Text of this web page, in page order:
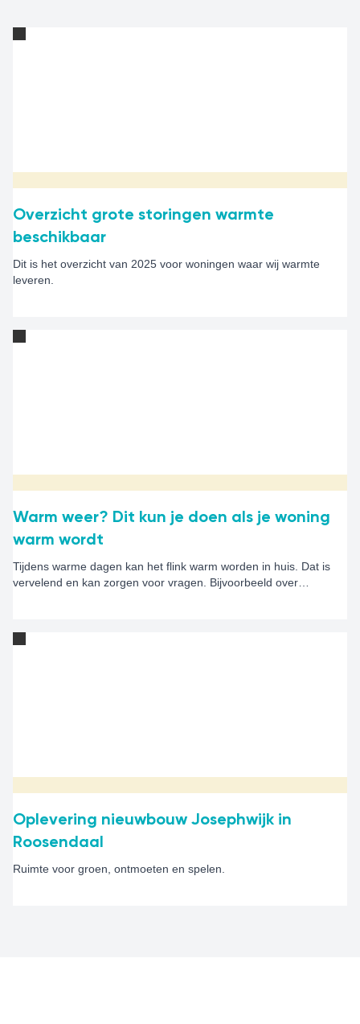
Overzicht grote storingen warmte
beschikbaar
Dit is het overzicht van 2025 voor woningen waar wij warmte
leveren.
Warm weer? Dit kun je doen als je woning
warm wordt
Tijdens warme dagen kan het flink warm worden in huis. Dat is
vervelend en kan zorgen voor vragen. Bijvoorbeeld over
wanneer je contact kunt opnemen met Alwel.
Oplevering nieuwbouw Josephwijk in
Roosendaal
Ruimte voor groen, ontmoeten en spelen.